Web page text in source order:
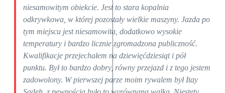
niesamowitym obiekcie. Jest to stara kopalnia
odkrywkowa, w której pozostały wielkie maszyny. Jazda po
tym miejscu jest niesamowita, dodatkowo wysokie
temperatury i bardzo licznie zgromadzona publiczność.
Kwalifikacje przejechałem na dziewięćdziesiąt i pół
punktu. Był to bardzo dobry, równy przejazd i z tego jestem
zadowolony. W pierwszej parze moim rywalem był Itay